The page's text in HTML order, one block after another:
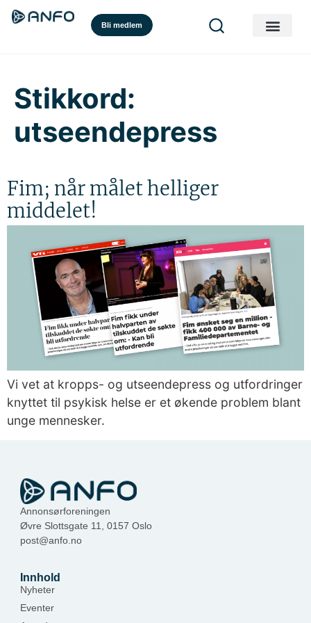
Bli medlem
Stikkord:
utseendepress
Fim; når målet helliger
middelet!
Vi vet at kropps- og utseendepress og utfordringer
knyttet til psykisk helse er et økende problem blant
unge mennesker.
Annonsørforeningen
Øvre Slottsgate 11, 0157 Oslo
post@anfo.no
Innhold
Nyheter
Eventer